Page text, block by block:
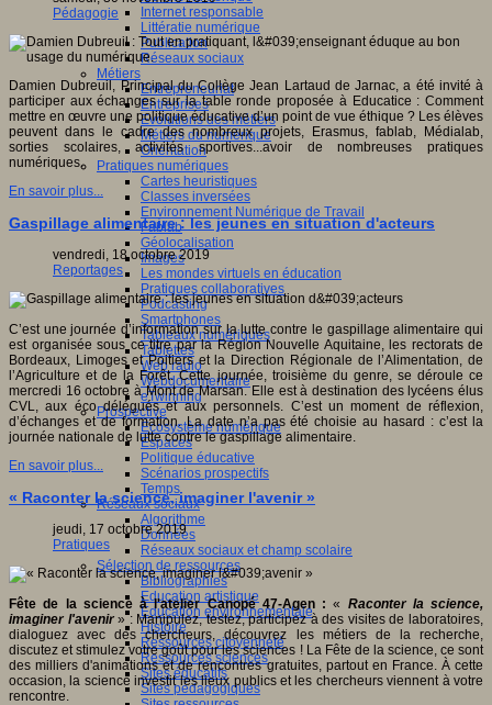
Internet responsable
Littératie numérique
Publication
Réseaux sociaux
Métiers
Entrepreneuriat
Entreprises
Evolutions des métiers
Métiers du numérique
Orientation
Pratiques numériques
Cartes heuristiques
Classes inversées
Environnement Numérique de Travail
Fablab
Géolocalisation
Images
Les mondes virtuels en éducation
Pratiques collaboratives
Podcasting
Smartphones
Tableaux numériques
Tablettes
Web radio
Webdocumentaire
eTwinning
Prospective
Ecosystème numérique
Espaces
Politique éducative
Scénarios prospectifs
Temps
Réseaux sociaux
Algorithme
Données
Réseaux sociaux et champ scolaire
Sélection de ressources
Bibliographies
Education artistique
Education environnementale
Histoire
Ressources citoyenneté
Ressources sciences
Sites éducatifs
Sites pédagogiques
Pédagogie
Damien Dubreuil, Principal du Collège Jean Lartaud de Jarnac, a été invité à
participer aux échanges sur la table ronde proposée à Educatice : Comment
mettre en œuvre une politique éducative d’un point de vue éthique ? Les élèves
peuvent dans le cadre des nombreux projets, Erasmus, fablab, Médialab,
sorties scolaires, activités sportives...avoir de nombreuses pratiques
numériques.
En savoir plus...
Gaspillage alimentaire : les jeunes en situation d'acteurs
vendredi, 18 octobre 2019
Reportages
C’est une journée d’information sur la lutte contre le gaspillage alimentaire qui
est organisée sous ce titre par la Région Nouvelle Aquitaine, les rectorats de
Bordeaux, Limoges et Poitiers et la Direction Régionale de l’Alimentation, de
l’Agriculture et de la Forêt. Cette journée, troisième du genre, se déroule ce
mercredi 16 octobre à Mont de Marsan. Elle est à destination des lycéens élus
CVL, aux éco délégués et aux personnels. C’est un moment de réflexion,
d’échanges et de formation. La date n’a pas été choisie au hasard : c’est la
journée nationale de lutte contre le gaspillage alimentaire.
En savoir plus...
« Raconter la science, imaginer l'avenir »
jeudi, 17 octobre 2019
Pratiques
Fête de la science à l'atelier Canopé 47-Agen : « Raconter la science,
imaginer l'avenir» : Manipulez, testez, participez à des visites de laboratoires,
dialoguez avec des chercheurs, découvrez les métiers de la recherche,
discutez et stimulez votre goût pour les sciences ! La Fête de la science, ce sont
des milliers d'animations et de rencontres gratuites, partout en France. À cette
occasion, la science investit les lieux publics et les chercheurs viennent à votre
rencontre.